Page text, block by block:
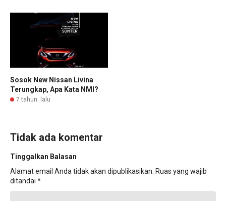
Sosok New Nissan Livina
Terungkap, Apa Kata NMI?
7 tahun lalu
Tidak ada komentar
Tinggalkan Balasan
Alamat email Anda tidak akan dipublikasikan. Ruas yang wajib
ditandai *